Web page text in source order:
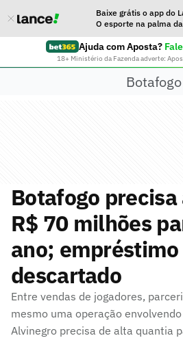
Baixe grátis o app do
O esporte na palma
Ajuda com Aposta?
18+ Ministério da Fazenda adverte:
Botafogo
Botafogo
R$ 70 milhões
ano;
descartado
Entre vendas de jogadores,
mesmo uma operação
Alvinegro precisa de alta quantia